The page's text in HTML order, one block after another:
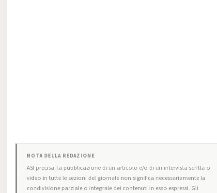
NOTA DELLA REDAZIONE
ASI precisa: la pubblicazione di un articolo e/o di un'intervista scritta o
video in tutte le sezioni del giornale non significa necessariamente la
condivisione parziale o integrale dei contenuti in esso espressi. Gli